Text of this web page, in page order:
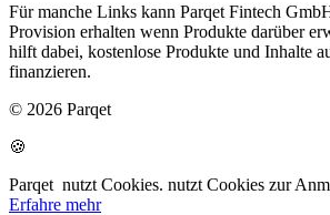
Für manche Links kann Parqet Fintech
Provision erhalten wenn Produkte darüber
hilft dabei, kostenlose Produkte und Inhalte
finanzieren.
© 2026 Parqet
🍪
Parqet nutzt Cookies. nutzt Cookies zur
Erfahre mehr